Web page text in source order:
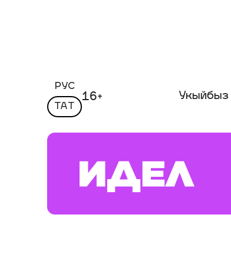
РУС
ТАТ
16+ Укыйбыз